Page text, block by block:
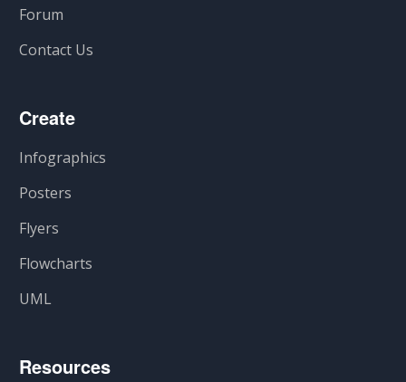
Forum
Contact Us
Create
Infographics
Posters
Flyers
Flowcharts
UML
Resources